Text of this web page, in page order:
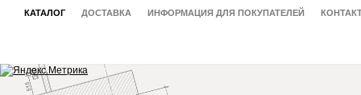
КАТАЛОГ ДОСТАВКА ИНФОРМАЦИЯ ДЛЯ ПОКУПАТЕЛЕЙ